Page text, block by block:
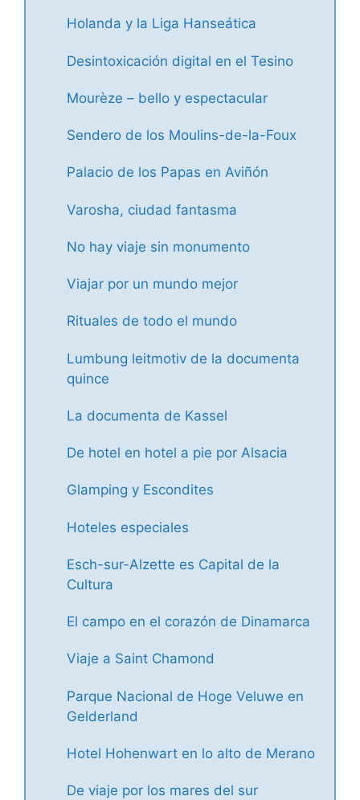
Holanda y la Liga Hanseática
Desintoxicación digital en el Tesino
Mourèze – bello y espectacular
Sendero de los Moulins-de-la-Foux
Palacio de los Papas en Aviñón
Varosha, ciudad fantasma
No hay viaje sin monumento
Viajar por un mundo mejor
Rituales de todo el mundo
Lumbung leitmotiv de la documenta
quince
La documenta de Kassel
De hotel en hotel a pie por Alsacia
Glamping y Escondites
Hoteles especiales
Esch-sur-Alzette es Capital de la
Cultura
El campo en el corazón de Dinamarca
Viaje a Saint Chamond
Parque Nacional de Hoge Veluwe en
Gelderland
Hotel Hohenwart en lo alto de Merano
De viaje por los mares del sur